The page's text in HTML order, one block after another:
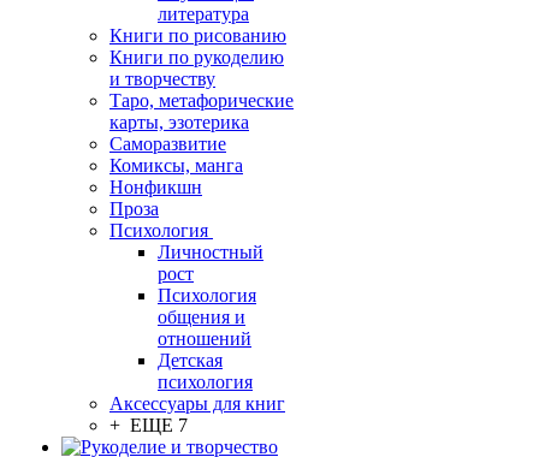
литература
Книги по рисованию
Книги по рукоделию
и творчеству
Таро, метафорические
карты, эзотерика
Саморазвитие
Комиксы, манга
Нонфикшн
Проза
Психология
Личностный
рост
Психология
общения и
отношений
Детская
психология
Аксессуары для книг
+ ЕЩЕ 7